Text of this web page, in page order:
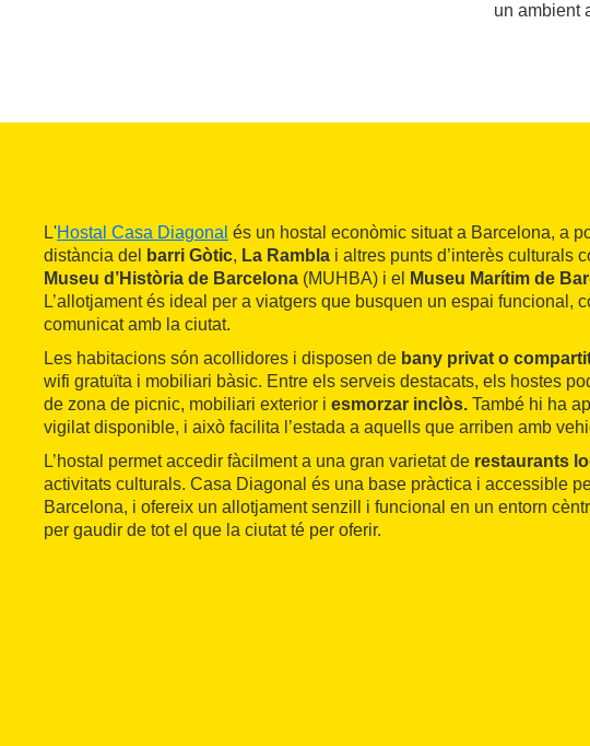
un ambient
L'Hostal Casa Diagonal és un hostal econòmic situat a Barcelona, a
distància del
barri Gòtic, La Rambla i altres punts d’interès culturals
Museu d’Història de Barcelona (MUHBA) i el Museu Marítim de
L’allotjament és ideal per a viatgers que busquen un espai funcional,
comunicat amb la ciutat.
Les habitacions són acollidores i disposen de bany privat o
wifi gratuïta i mobiliari bàsic. Entre els serveis destacats, els hostes
de zona de picnic, mobiliari exterior i esmorzar inclòs. També hi ha
vigilat disponible, i això facilita l’estada a aquells que arriben amb
L’hostal permet accedir fàcilment a una gran varietat de restaurants
activitats culturals. Casa Diagonal és una base pràctica i accessible
Barcelona, i ofereix un allotjament senzill i funcional en un entorn
per gaudir de tot el que la ciutat té per oferir.